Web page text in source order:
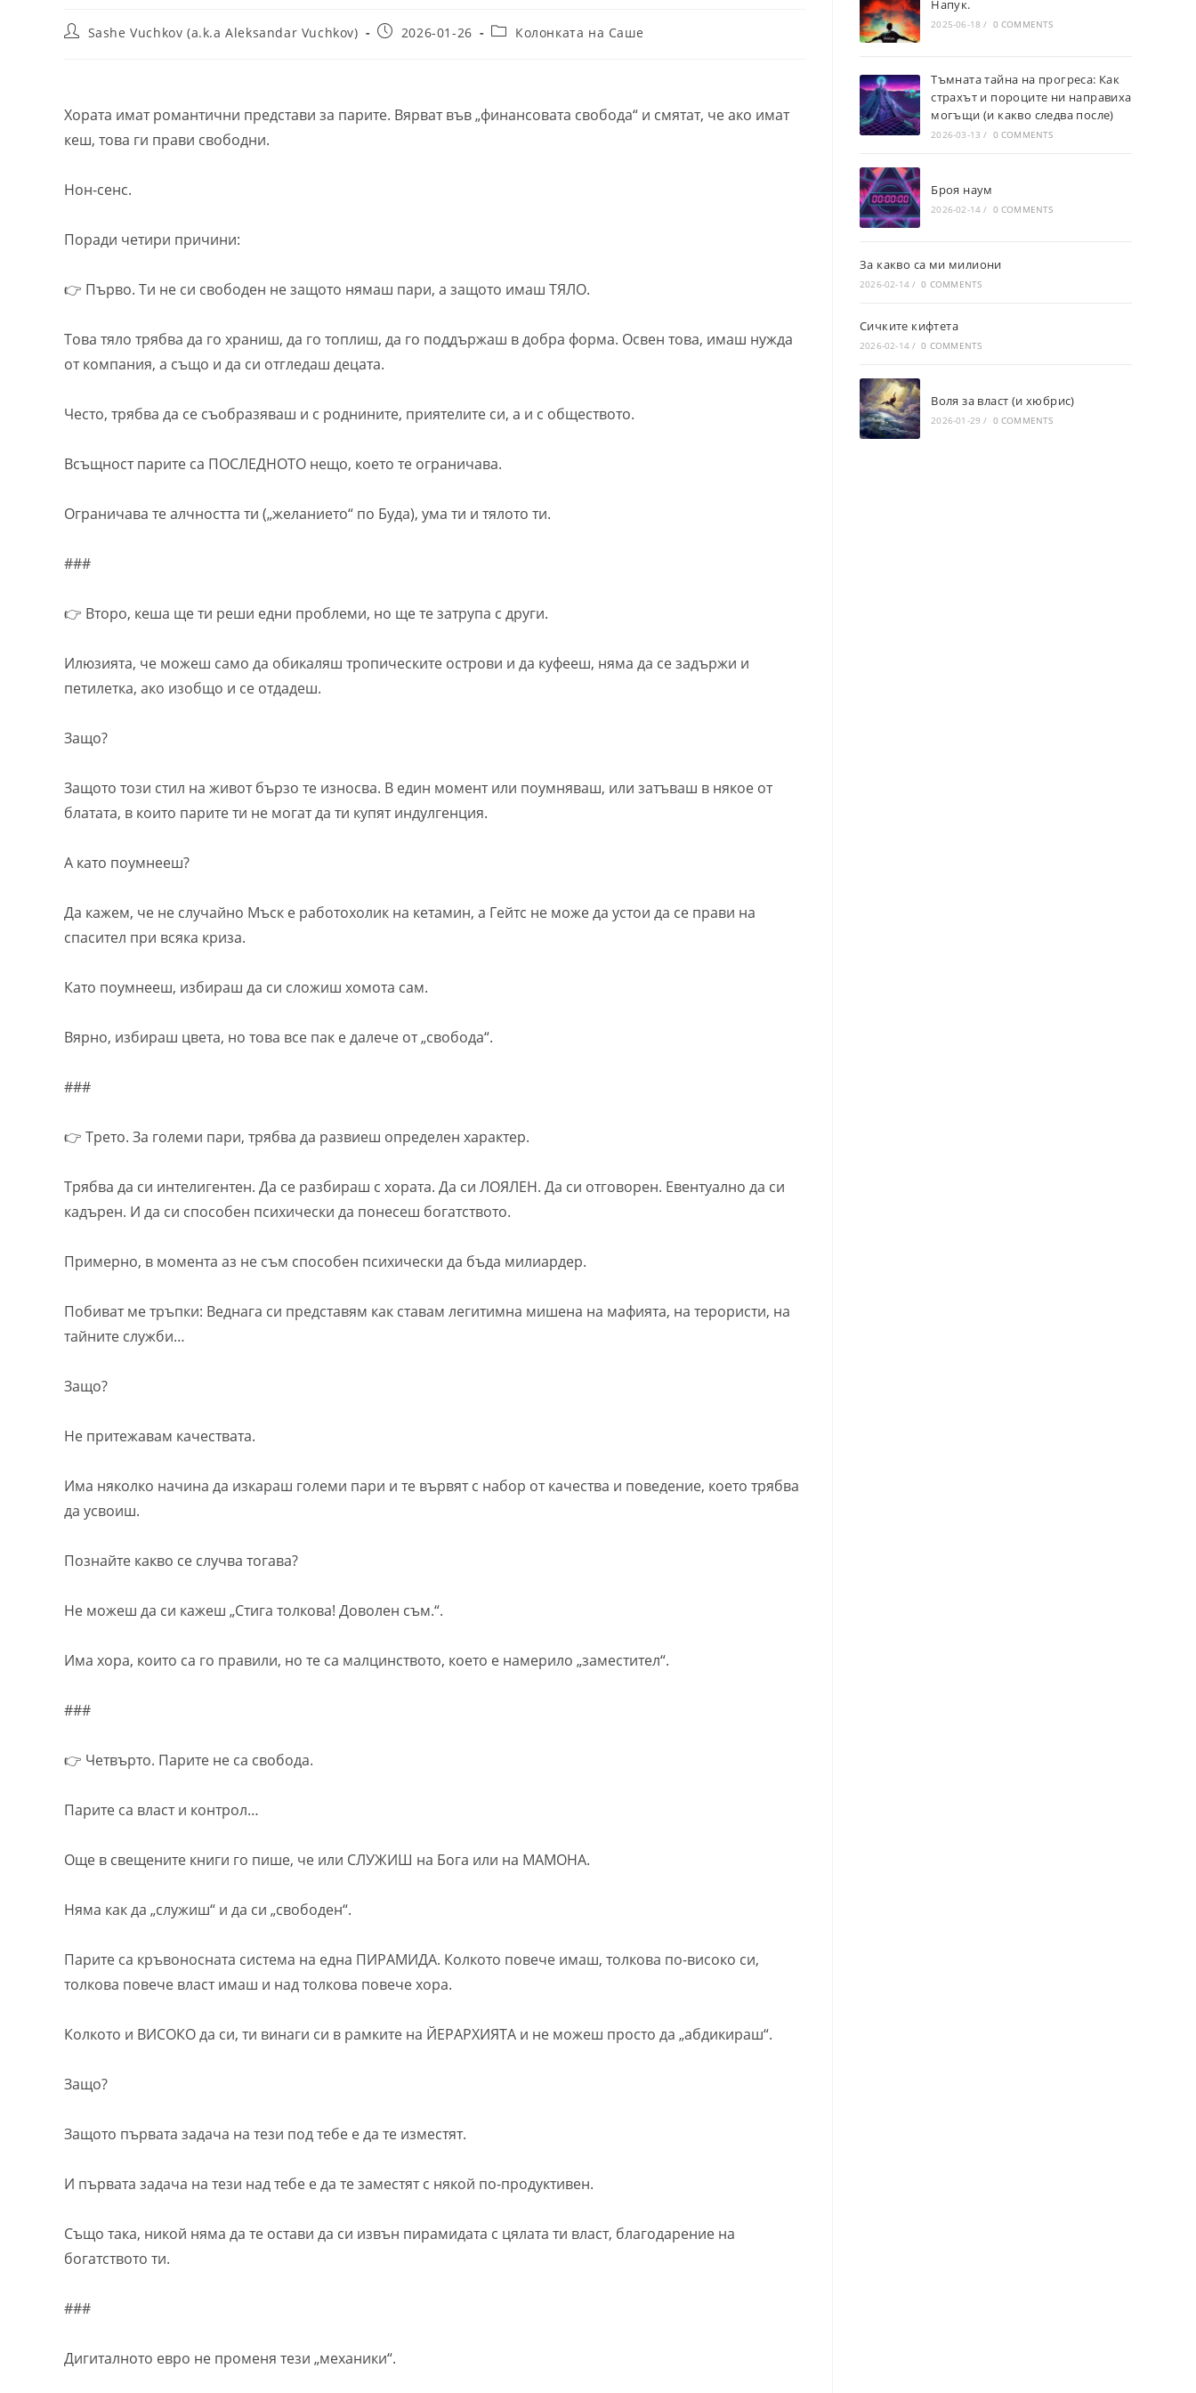
PostSashe Vuchkov (a.k.a Aleksandar Vuchkov)
Post2026-01-26
PostКолонката на Саше
Хората имат романтични представи за парите. Вярват във „финансовата свобода“ и смятат, че ако имат
кеш, това ги прави свободни.
Нон-сенс.
Поради четири причини:
👉 Първо. Ти не си свободен не защото нямаш пари, а защото имаш ТЯЛО.
Това тяло трябва да го храниш, да го топлиш, да го поддържаш в добра форма. Освен това, имаш нужда
от компания, а също и да си отгледаш децата.
Често, трябва да се съобразяваш и с роднините, приятелите си, а и с обществото.
Всъщност парите са ПОСЛЕДНОТО нещо, което те ограничава.
Ограничава те алчността ти („желанието“ по Буда), ума ти и тялото ти.
###
👉 Второ, кеша ще ти реши едни проблеми, но ще те затрупа с други.
Илюзията, че можеш само да обикаляш тропическите острови и да куфееш, няма да се задържи и
петилетка, ако изобщо и се отдадеш.
Защо?
Защото този стил на живот бързо те износва. В един момент или поумняваш, или затъваш в някое от
блатата, в които парите ти не могат да ти купят индулгенция.
А като поумнееш?
Да кажем, че не случайно Мъск е работохолик на кетамин, а Гейтс не може да устои да се прави на
спасител при всяка криза.
Като поумнееш, избираш да си сложиш хомота сам.
Вярно, избираш цвета, но това все пак е далече от „свобода“.
###
👉 Трето. За големи пари, трябва да развиеш определен характер.
Трябва да си интелигентен. Да се разбираш с хората. Да си ЛОЯЛЕН. Да си отговорен. Евентуално да си
кадърен. И да си способен психически да понесеш богатството.
Примерно, в момента аз не съм способен психически да бъда милиардер.
Побиват ме тръпки: Веднага си представям как ставам легитимна мишена на мафията, на терористи, на
тайните служби…
Защо?
Не притежавам качествата.
Има няколко начина да изкараш големи пари и те вървят с набор от качества и поведение, което трябва
да усвоиш.
Познайте какво се случва тогава?
Не можеш да си кажеш „Стига толкова! Доволен съм.“.
Има хора, които са го правили, но те са малцинството, което е намерило „заместител“.
###
👉 Четвърто. Парите не са свобода.
Парите са власт и контрол…
Още в свещените книги го пише, че или СЛУЖИШ на Бога или на МАМОНА.
Няма как да „служиш“ и да си „свободен“.
Парите са кръвоносната система на една ПИРАМИДА. Колкото повече имаш, толкова по-високо си,
толкова повече власт имаш и над толкова повече хора.
Колкото и ВИСОКО да си, ти винаги си в рамките на ЙЕРАРХИЯТА и не можеш просто да „абдикираш“.
Защо?
Защото първата задача на тези под тебе е да те изместят.
И първата задача на тези над тебе е да те заместят с някой по-продуктивен.
Също така, никой няма да те остави да си извън пирамидата с цялата ти власт, благодарение на
богатството ти.
###
Дигиталното евро не променя тези „механики“.
Напук.
2025-06-18 / 0 COMMENTS
Тъмната тайна на прогреса: Как
страхът и пороците ни направиха
могъщи (и какво следва после)
2026-03-13 / 0 COMMENTS
Броя наум
2026-02-14 / 0 COMMENTS
За какво са ми милиони
2026-02-14 / 0 COMMENTS
Сичките кифтета
2026-02-14 / 0 COMMENTS
Воля за власт (и хюбрис)
2026-01-29 / 0 COMMENTS